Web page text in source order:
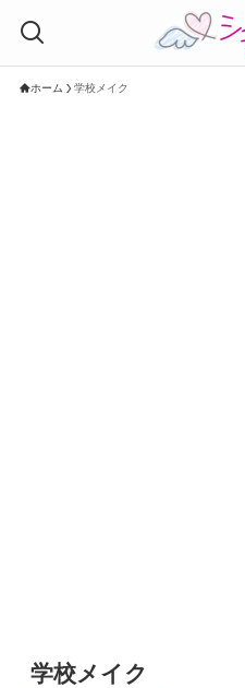
ホーム 学校メイク
学校メイク